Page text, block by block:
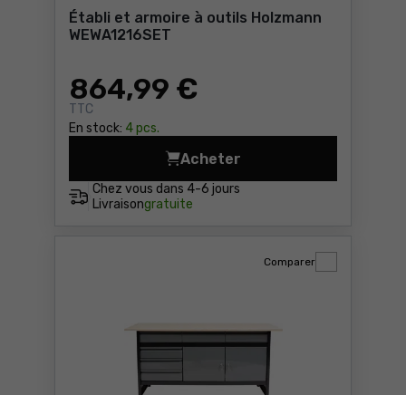
Établi et armoire à outils Holzmann
WEWA1216SET
864,99 €
TTC
En stock: 4 pcs.
Chez vous dans 4-6 jours
Livraisongratuite
Acheter
Établi et armoire à outils
Comparer